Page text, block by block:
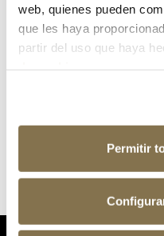
web, quienes pueden
que les haya
partir del uso que haya
Permitir